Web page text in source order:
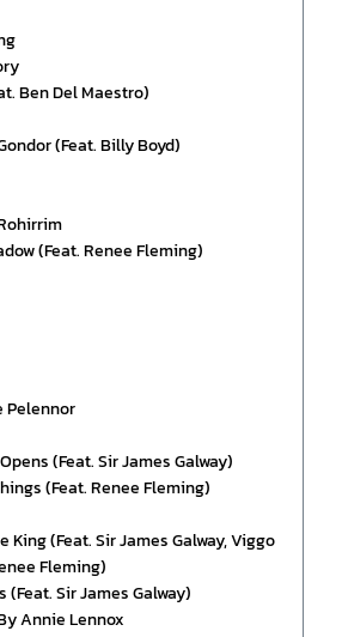
Ben Del Maestro)
(Feat. Billy Boyd)
(Feat. Renee Fleming)
Pelennor
(Feat. Sir James Galway)
(Feat. Renee Fleming)
King (Feat. Sir James Galway, Viggo
Fleming)
(Feat. Sir James Galway)
Annie Lennox